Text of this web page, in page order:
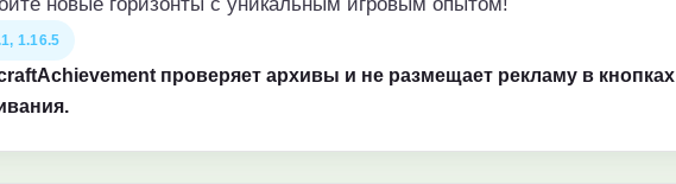
1.16.5
проверяет архивы и не размещает рекламу в кнопках